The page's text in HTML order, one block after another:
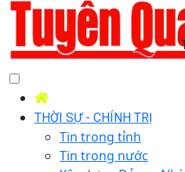
THỜI SỰ - CHÍNH TRỊ
Tin trong tỉnh
Tin trong nước